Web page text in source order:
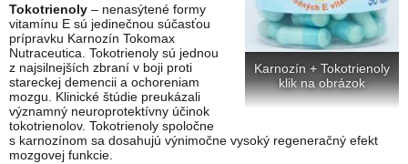
Karnozín + Tokotrienoly
klik na obrázok
Tokotrienoly – nenasýtené formy
vitamínu E sú jedinečnou súčasťou
prípravku Karnozín Tokomax
Nutraceutica. Tokotrienoly sú jednou
z najsilnejších zbraní v boji proti
stareckej demencii a ochoreniam
mozgu. Klinické štúdie preukázali
významný neuroprotektívny účinok
tokotrienolov. Tokotrienoly spoločne
s karnozínom sa dosahujú výnimočne vysoký regeneračný efekt
mozgovej funkcie.